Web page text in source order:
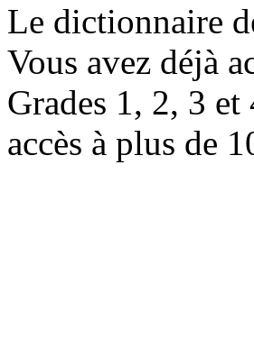
Le dictionnaire
Vous avez déjà
Grades 1, 2, 3
accès à plus de